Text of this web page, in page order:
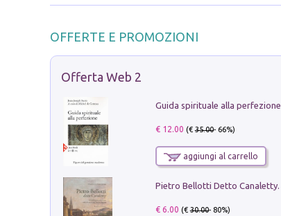
OFFERTE E PROMOZIONI
Offerta Web 2
Guida spirituale alla perfezione
€ 12.00 (€35.00- 66%)
aggiungi al carrello
€ 6.00 (€30.00- 80%)